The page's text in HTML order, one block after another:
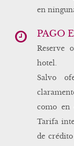
en
PAGO
Reserve
hotel.
Salvo
como en
Tarifa
de